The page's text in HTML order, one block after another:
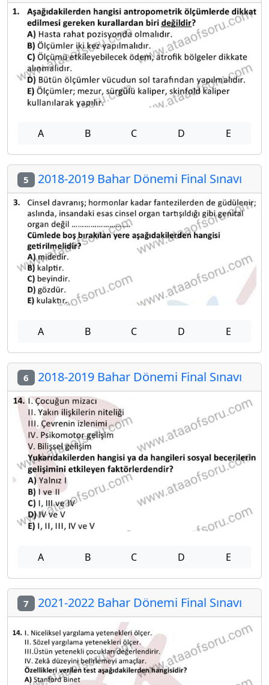
A B C D E
5 2018-2019 Bahar Dönemi Final Sınavı
A B C D E
6 2018-2019 Bahar Dönemi Final Sınavı
A B C D E
7 2021-2022 Bahar Dönemi Final Sınavı